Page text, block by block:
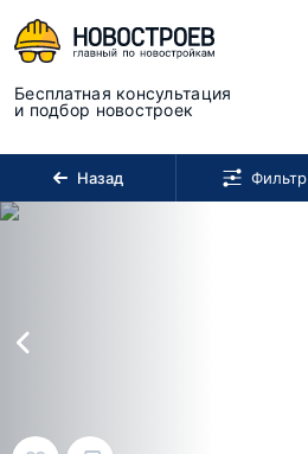
Бесплатная консультация
и подбор новостроек
Назад Фильтр